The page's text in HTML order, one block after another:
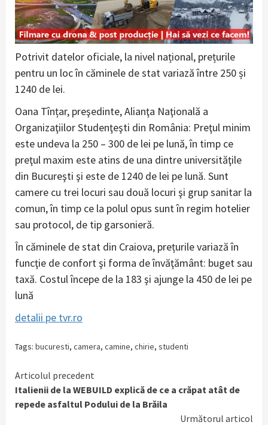
Potrivit datelor oficiale, la nivel național, prețurile
pentru un loc în căminele de stat variază între 250 și
1240 de lei.
Oana Tînțar, preşedinte, Alianţa Naţională a
Organizaţiilor Studenţeşti din România: Preţul minim
este undeva la 250 – 300 de lei pe lună, în timp ce
preţul maxim este atins de una dintre universităţile
din Bucureşti şi este de 1240 de lei pe lună. Sunt
camere cu trei locuri sau două locuri şi grup sanitar la
comun, în timp ce la polul opus sunt în regim hotelier
sau protocol, de tip garsonieră.
În căminele de stat din Craiova, prețurile variază în
funcţie de confort şi forma de învăţământ: buget sau
taxă. Costul începe de la 183 şi ajunge la 450 de lei pe
lună
detalii pe tvr.ro
Tags: bucuresti, camera, camine, chirie, studenti
Continue
Reading
Articolul precedent
Italienii de la WEBUILD explică de ce a crăpat atât de
repede asfaltul Podului de la Brăila
Următorul articol